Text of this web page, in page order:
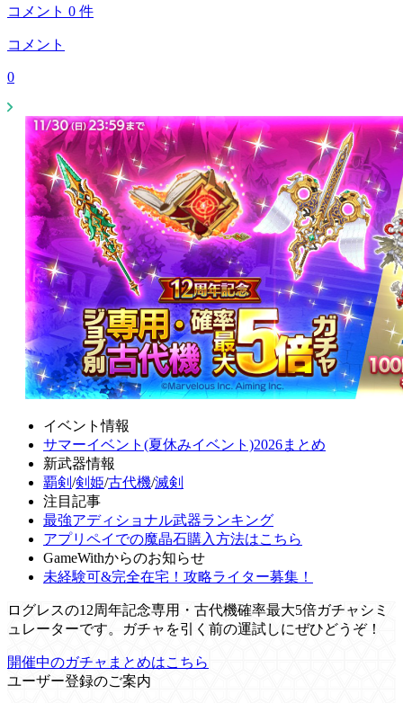
コメント 0 件
コメント
0
イベント情報
サマーイベント(夏休みイベント)2026まとめ
新武器情報
覇剣 /剣姫/古代機/滅剣
注目記事
最強アディショナル武器ランキング
アプリペイでの魔晶石購入方法はこちら
GameWithからのお知らせ
未経験可&完全在宅！攻略ライター募集！
ログレスの12周年記念専用・古代機確率最大5倍ガチャシミ
ュレーターです。ガチャを引く前の運試しにぜひどうぞ！
開催中のガチャまとめはこちら
ユーザー登録のご案内